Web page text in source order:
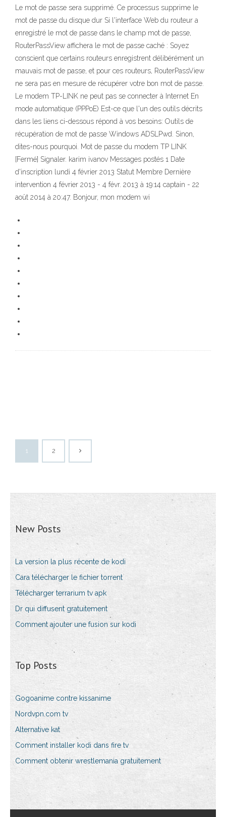
Le mot de passe sera supprimé. Ce processus supprime le
mot de passe du disque dur Si l'interface Web du routeur a
enregistré le mot de passe dans le champ mot de passe,
RouterPassView affichera le mot de passe caché : Soyez
conscient que certains routeurs enregistrent délibérément un
mauvais mot de passe, et pour ces routeurs, RouterPassView
ne sera pas en mesure de récupérer votre bon mot de passe.
Le modem TP-LINK ne peut pas se connecter à Internet En
mode automatique (PPPoE) Est-ce que l'un des outils décrits
dans les liens ci-dessous répond à vos besoins: Outils de
récupération de mot de passe Windows ADSLPwd. Sinon,
dites-nous pourquoi. Mot de passe du modem TP LINK
[Fermé] Signaler. karim ivanov Messages postés 1 Date
d'inscription lundi 4 février 2013 Statut Membre Dernière
intervention 4 février 2013 - 4 févr. 2013 à 19:14 captain - 22
août 2014 à 20:47. Bonjour, mon modem wi
1 2
New Posts
La version la plus récente de kodi
Cara télécharger le fichier torrent
Télécharger terrarium tv apk
Dr qui diffusent gratuitement
Comment ajouter une fusion sur kodi
Top Posts
Gogoanime contre kissanime
Nordvpn.com tv
Alternative kat
Comment installer kodi dans fire tv
Comment obtenir wrestlemania gratuitement